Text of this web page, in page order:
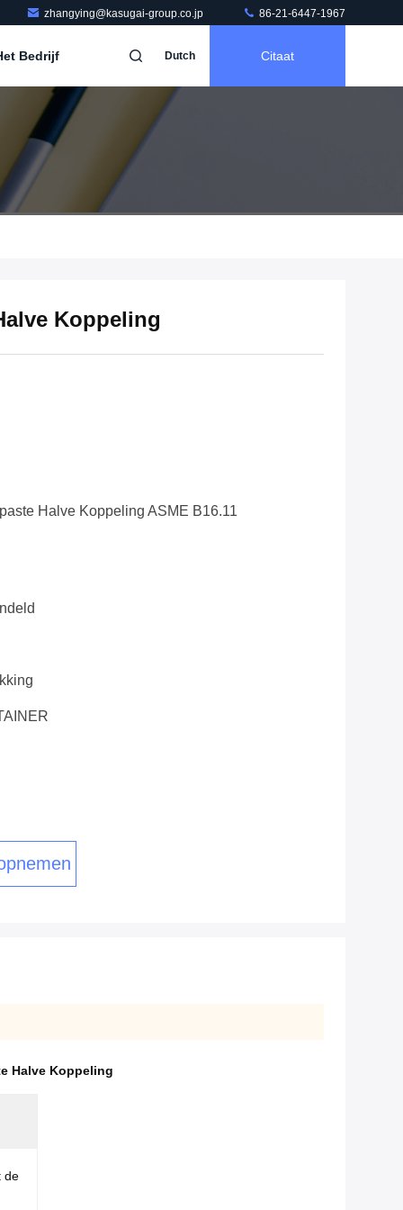
zhangying@kasugai-group.co.jp 86-21-6447-1967
Bedrijf Dutch Citaat
Koppeling
Halve Koppeling ASME B16.11
Halve Koppeling
de